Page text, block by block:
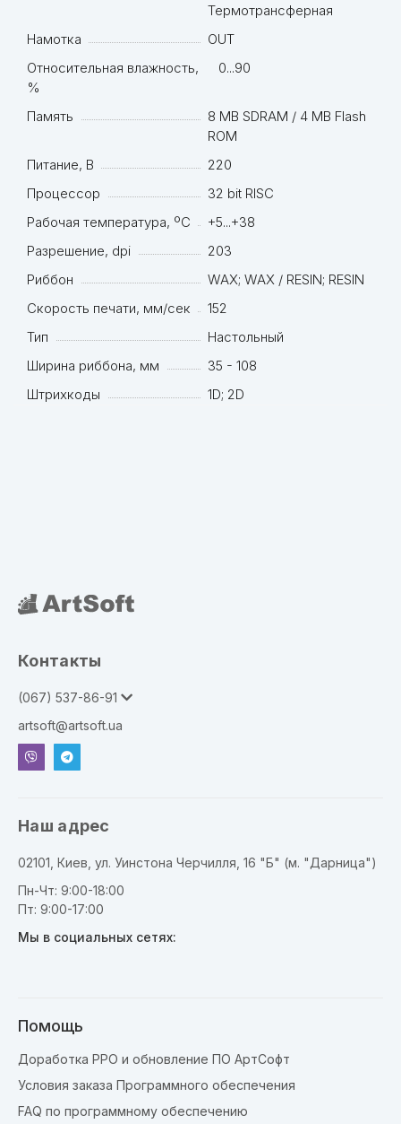
Термотрансферная
Намотка
OUT
Относительная влажность,
%
0...90
Память
8 MB SDRAM / 4 MB Flash
ROM
Питание, В
220
Процессор
32 bit RISC
Рабочая температура, ºC
+5...+38
Разрешение, dpi
203
Риббон
WAX; WAX / RESIN; RESIN
Скорость печати, мм/сек
152
Тип
Настольный
Ширина риббона, мм
35 - 108
Штрихкоды
1D; 2D
Контакты
(067) 537-86-91
artsoft@artsoft.ua
Наш адрес
02101, Киев, ул. Уинстона Черчилля, 16 "Б" (м. "Дарница")
Пн-Чт: 9:00-18:00
Пт: 9:00-17:00
Мы в социальных сетях:
Помощь
Доработка РРО и обновление ПО АртСофт
Условия заказа Программного обеспечения
FAQ по программному обеспечению